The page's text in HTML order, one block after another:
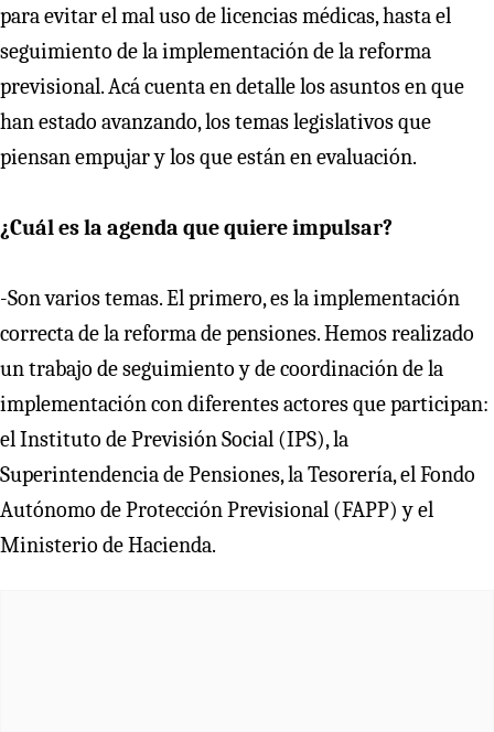
para evitar el mal uso de licencias médicas, hasta el
seguimiento de la implementación de la reforma
previsional. Acá cuenta en detalle los asuntos en que
han estado avanzando, los temas legislativos que
piensan empujar y los que están en evaluación.
¿Cuál es la agenda que quiere impulsar?
-Son varios temas. El primero, es la implementación
correcta de la reforma de pensiones. Hemos realizado
un trabajo de seguimiento y de coordinación de la
implementación con diferentes actores que participan:
el Instituto de Previsión Social (IPS), la
Superintendencia de Pensiones, la Tesorería, el Fondo
Autónomo de Protección Previsional (FAPP) y el
Ministerio de Hacienda.